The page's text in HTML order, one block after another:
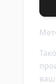
ваш